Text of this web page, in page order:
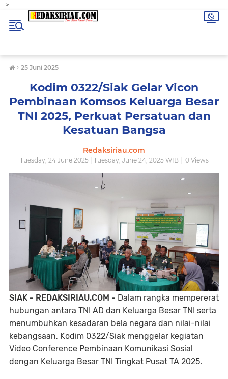
-->
› 25 Juni 2025
Kodim 0322/Siak Gelar Vicon
Pembinaan Komsos Keluarga Besar
TNI 2025, Perkuat Persatuan dan
Kesatuan Bangsa
Redaksiriau.com
Tuesday, 24 June 2025 | Tuesday, June 24, 2025 WIB | 0Views
SIAK - REDAKSIRIAU.COM - Dalam rangka mempererat
hubungan antara TNI AD dan Keluarga Besar TNI serta
menumbuhkan kesadaran bela negara dan nilai-nilai
kebangsaan, Kodim 0322/Siak menggelar kegiatan
Video Conference Pembinaan Komunikasi Sosial
dengan Keluarga Besar TNI Tingkat Pusat TA 2025.